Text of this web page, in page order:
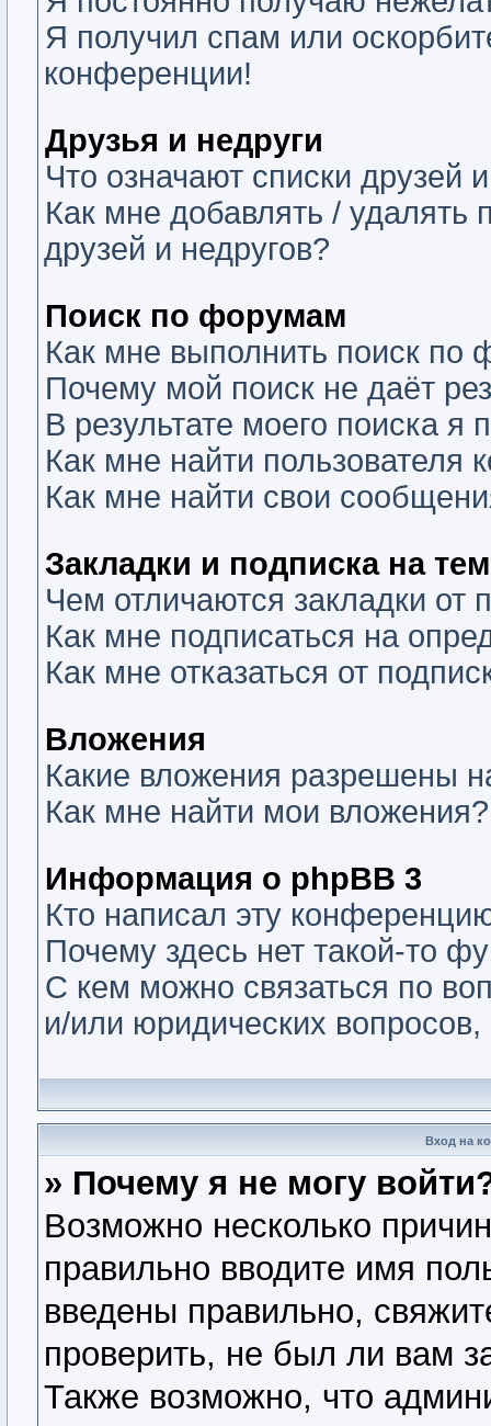
Я получил спам или
конференции!
Друзья и недруги
Что означают списки друзей
Как мне добавлять / удалять
друзей и недругов?
Поиск по форумам
Как мне выполнить поиск
Почему мой поиск не даёт
В результате моего поиска я
Как мне найти пользователя
Как мне найти свои
Закладки и подписка на
Чем отличаются закладки от
Как мне подписаться на
Как мне отказаться от
Вложения
Какие вложения разрешены
Как мне найти мои вложения?
Информация о phpBB 3
Кто написал эту
Почему здесь нет такой-то
С кем можно связаться по
и/или юридических
Вход на
» Почему я не могу
Возможно несколько
правильно вводите имя
введены правильно,
проверить, не был ли вам
Также возможно, что